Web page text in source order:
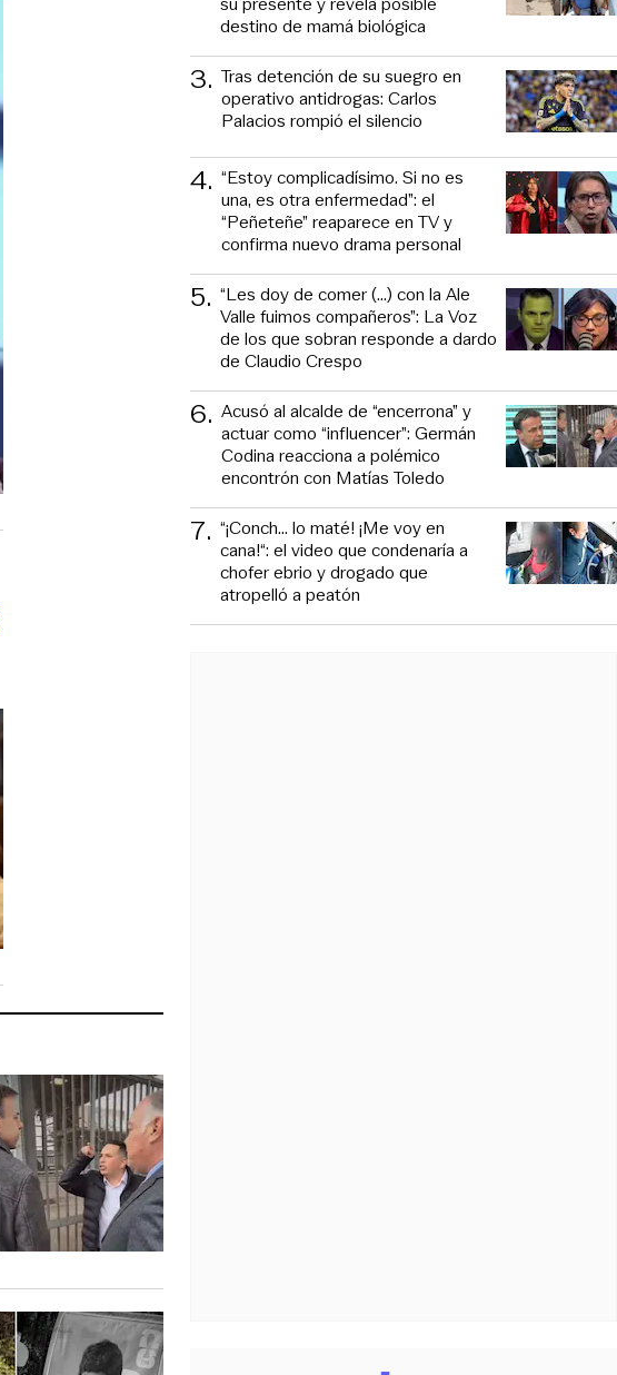
destino de mamá biológica
3. Tras detención de su suegro en
operativo antidrogas: Carlos
Palacios rompió el silencio
4. “Estoy complicadísimo. Si no es
una, es otra enfermedad”: el
“Peñeteñe” reaparece en TV y
confirma nuevo drama personal
5. “Les doy de comer (...) con la Ale
Valle fuimos compañeros”: La Voz
de los que sobran responde a dardo
de Claudio Crespo
6. Acusó al alcalde de “encerrona” y
actuar como “influencer”: Germán
Codina reacciona a polémico
encontrón con Matías Toledo
7. “¡Conch... lo maté! ¡Me voy en
cana!“: el video que condenaría a
chofer ebrio y drogado que
atropelló a peatón